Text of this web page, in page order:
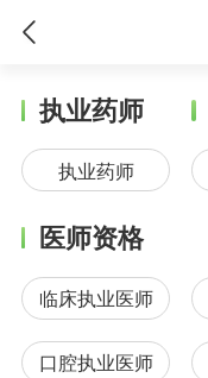
执业药师
执业药师
医师资格
临床执业医师
口腔执业医师